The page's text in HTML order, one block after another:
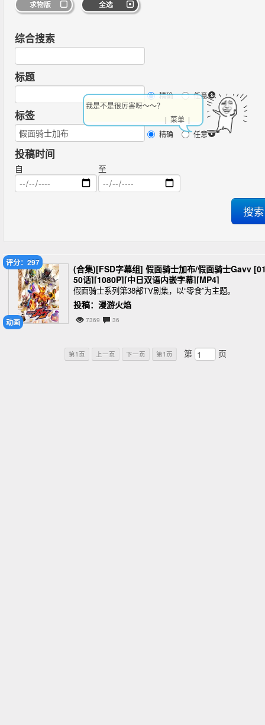
求物版 全选
综合搜索
标题
精确 任意
标签
精确 任意
投稿时间
自 至
动画
评分：297
(合集)[FSD字幕组] 假面骑士加布/假面骑士Gavv
50话][1080P][中日双语内嵌字幕][MP4]
假面骑士系列第38部TV剧集，以“零食”为主题。
投稿：漫游火焰
7369 36
第1页 上一页 下一页 第1页 第 页
我是不是很厉害呀～～？
| 菜单 |